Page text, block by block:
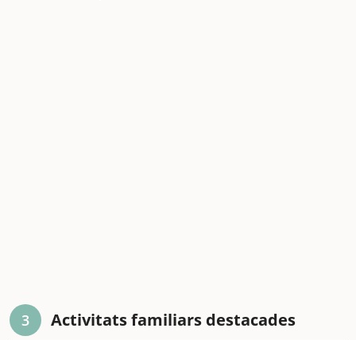
3 Activitats familiars destacades